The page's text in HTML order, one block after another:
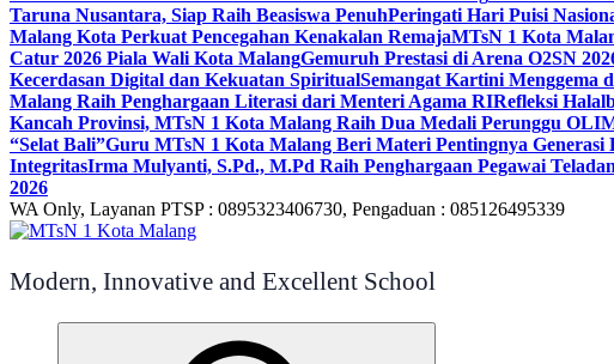
Taruna Nusantara, Siap Raih Beasiswa PenuhPeringati Hari Puisi
Malang Kota Perkuat Pencegahan Kenakalan RemajaMTsN 1 Kota
Catur 2026 Piala Wali Kota MalangGemuruh Prestasi di Arena O2SN
Kecerdasan Digital dan Kekuatan SpiritualSemangat Kartini Menggema
Malang Raih Penghargaan Literasi dari Menteri Agama RIRefleksi
Kancah Provinsi, MTsN 1 Kota Malang Raih Dua Medali Perunggu
“Selat Bali”Guru MTsN 1 Kota Malang Beri Materi Pentingnya
IntegritasIrma Mulyanti, S.Pd., M.Pd Raih Penghargaan Pegawai
2026
WA Only, Layanan PTSP : 0895323406730, Pengaduan : 085126495339
Modern, Innovative and Excellent School